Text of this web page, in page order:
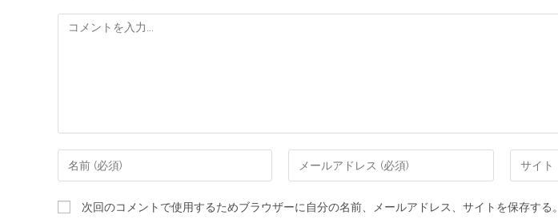
次回のコメントで使用するためブラウザーに自分の名前、メールアドレス、サイトを保存する。